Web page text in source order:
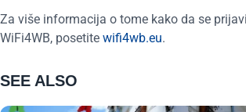
Za više informacija o tome kako da se
WiFi4WB, posetite wifi4wb.eu.
SEE ALSO